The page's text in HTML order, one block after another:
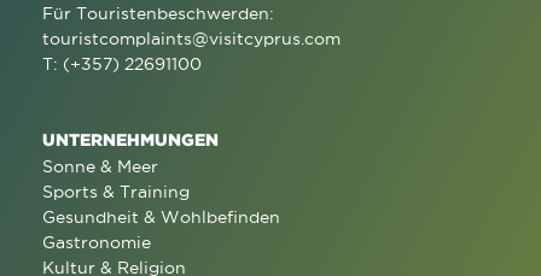
Für Touristenbeschwerden:
touristcomplaints@visitcyprus.com
T: (+357) 22691100
UNTERNEHMUNGEN
Sonne & Meer
Sports & Training
Gesundheit & Wohlbefinden
Gastronomie
Kultur & Religion